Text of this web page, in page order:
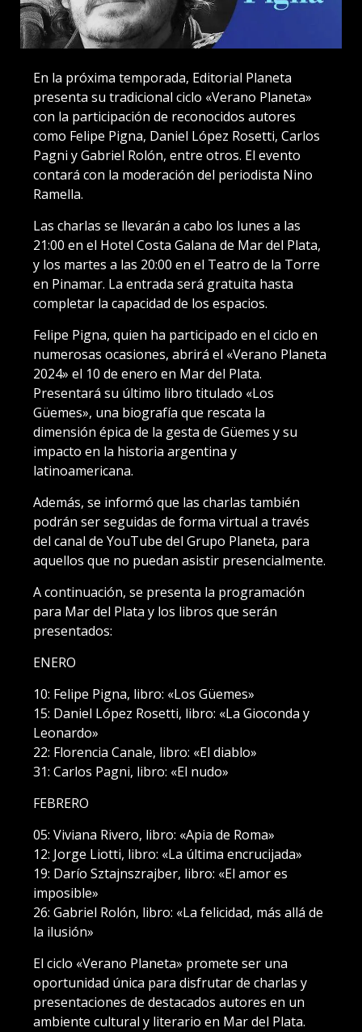
En la próxima temporada, Editorial Planeta
presenta su tradicional ciclo «Verano Planeta»
con la participación de reconocidos autores
como Felipe Pigna, Daniel López Rosetti, Carlos
Pagni y Gabriel Rolón, entre otros. El evento
contará con la moderación del periodista Nino
Ramella.
Las charlas se llevarán a cabo los lunes a las
21:00 en el Hotel Costa Galana de Mar del Plata,
y los martes a las 20:00 en el Teatro de la Torre
en Pinamar. La entrada será gratuita hasta
completar la capacidad de los espacios.
Felipe Pigna, quien ha participado en el ciclo en
numerosas ocasiones, abrirá el «Verano Planeta
2024» el 10 de enero en Mar del Plata.
Presentará su último libro titulado «Los
Güemes», una biografía que rescata la
dimensión épica de la gesta de Güemes y su
impacto en la historia argentina y
latinoamericana.
Además, se informó que las charlas también
podrán ser seguidas de forma virtual a través
del canal de YouTube del Grupo Planeta, para
aquellos que no puedan asistir presencialmente.
A continuación, se presenta la programación
para Mar del Plata y los libros que serán
presentados:
ENERO
10: Felipe Pigna, libro: «Los Güemes»
15: Daniel López Rosetti, libro: «La Gioconda y
Leonardo»
22: Florencia Canale, libro: «El diablo»
31: Carlos Pagni, libro: «El nudo»
FEBRERO
05: Viviana Rivero, libro: «Apia de Roma»
12: Jorge Liotti, libro: «La última encrucijada»
19: Darío Sztajnszrajber, libro: «El amor es
imposible»
26: Gabriel Rolón, libro: «La felicidad, más allá de
la ilusión»
El ciclo «Verano Planeta» promete ser una
oportunidad única para disfrutar de charlas y
presentaciones de destacados autores en un
ambiente cultural y literario en Mar del Plata.